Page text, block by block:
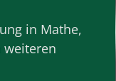
in Mathe,
weiteren